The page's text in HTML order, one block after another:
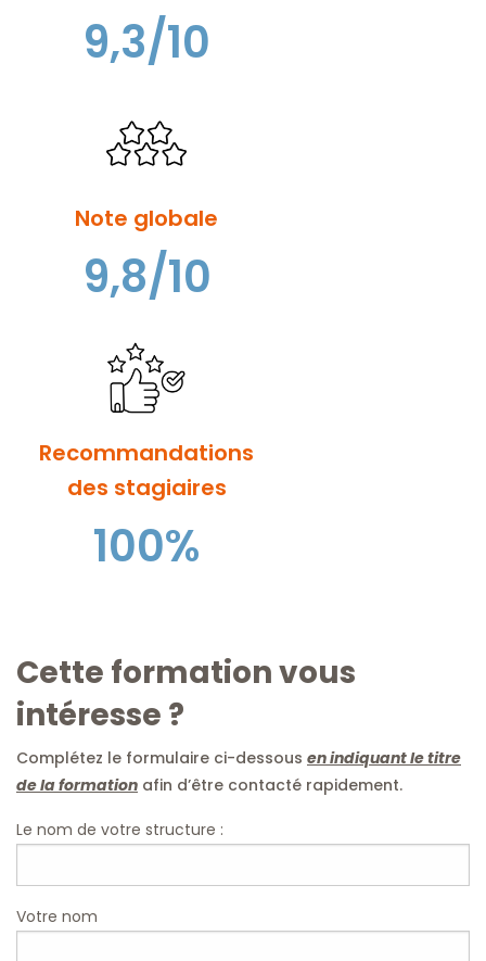
9,3/10
Note globale
9,8/10
Recommandations
des stagiaires
100%
Cette formation vous
intéresse ?
Complétez le formulaire ci-dessous en indiquant le titre
de la formation afin d’être contacté rapidement.
Le nom de votre structure :
Votre nom